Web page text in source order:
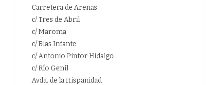
Carretera de Arenas
c/ Tres de Abril
c/ Maroma
c/ Blas Infante
c/ Antonio Pintor Hidalgo
c/ Río Genil
Avda. de la Hispanidad